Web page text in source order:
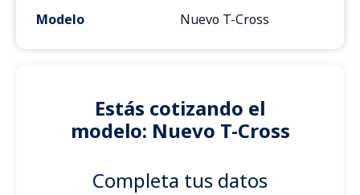
Modelo
Nuevo T-Cross
Estás cotizando el
modelo: Nuevo T-Cross
Completa tus datos